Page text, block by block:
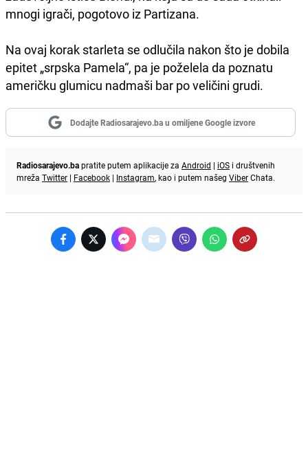
mnogi igrači, pogotovo iz Partizana.
Na ovaj korak starleta se odlučila nakon što je dobila
epitet „srpska Pamela“, pa je poželela da poznatu
američku glumicu nadmaši bar po veličini grudi.
Dodajte Radiosarajevo.ba u omiljene Google izvore
Radiosarajevo.bapratite putem aplikacije za Android | iOS i društvenih
mreža Twitter | Facebook | Instagram, kao i putem našeg ViberChata.